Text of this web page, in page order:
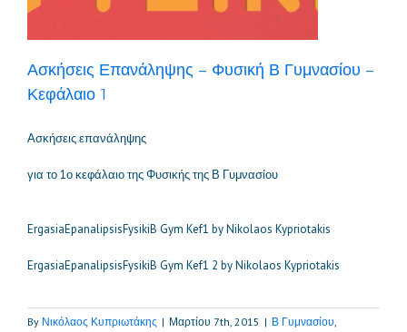
Ασκήσεις Επανάληψης – Φυσική Β Γυμνασίου –
Κεφάλαιο 1
Ασκήσεις επανάληψης
για το 1ο κεφάλαιο της Φυσικής της Β Γυμνασίου
ErgasiaEpanalipsisFysikiB Gym Kef1 by Nikolaos Kypriotakis
ErgasiaEpanalipsisFysikiB Gym Kef1 2 by Nikolaos Kypriotakis
By Νικόλαος Κυπριωτάκης | Μαρτίου 7th, 2015 | Β Γυμνασίου,